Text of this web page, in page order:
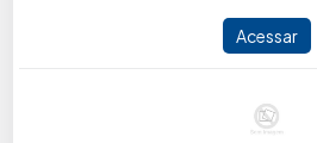
Acessar